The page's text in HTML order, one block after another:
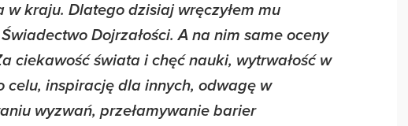
w kraju. Dlatego dzisiaj wręczyłem mu
Dojrzałości. A na nim same oceny
ciekawość świata i chęć nauki, wytrwałość w
celu, inspirację dla innych, odwagę w
wyzwań, przełamywanie barier